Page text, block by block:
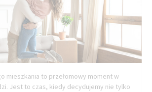
mieszkania to przełomowy moment w
Jest to czas, kiedy decydujemy nie tylko